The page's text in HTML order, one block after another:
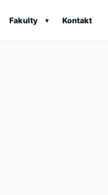
Fakulty ▾ Kontakt